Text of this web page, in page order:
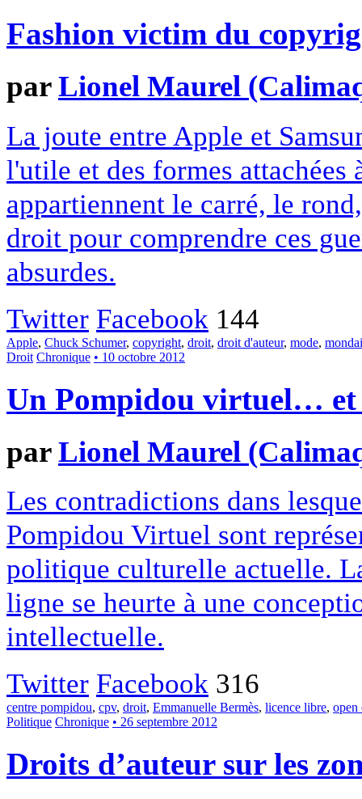
Fashion victim du
parLionel Maurel
La joute entre Apple et
l'utile et des formes
appartiennent le carré, le
droit pour comprendre ces
absurdes.
Twitter Facebook 144
Apple, Chuck Schumer, copyright, droit, droit d'auteur, mode,
Droit Chronique • 10 octobre 2012
Un Pompidou virtuel…
parLionel Maurel
Les contradictions dans
Pompidou Virtuel sont
politique culturelle actuelle.
ligne se heurte à une
intellectuelle.
Twitter Facebook 316
centre pompidou, cpv, droit, Emmanuelle Bermès, licence libre, open
Politique Chronique • 26 septembre 2012
Droits d’auteur sur les